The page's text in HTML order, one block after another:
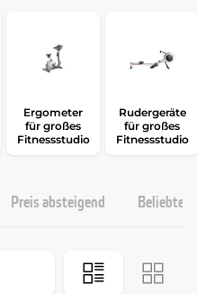
Ergometer
für großes
Fitnessstudio
Rudergeräte
für großes
Fitnessstudio
Preis absteigend